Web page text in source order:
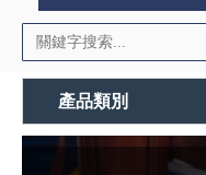
產品類別